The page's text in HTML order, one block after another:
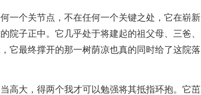
一个关节点，不在任何一个关键之处，它在崭新
院子正中。它几乎处于将建起的祖父母、三爸、
它最终撑开的那一树荫凉也真的同时给了这院落
高大，得两个我才可以勉强将其抵指环抱。它茁